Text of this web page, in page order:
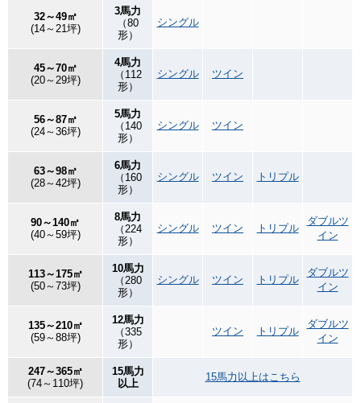
32～49㎡
(14～21坪)
3馬力
（80
形）
シングル
45～70㎡
(20～29坪)
4馬力
（112
形）
シングル ツイン
56～87㎡
(24～36坪)
5馬力
（140
形）
シングル ツイン
63～98㎡
(28～42坪)
6馬力
（160
形）
シングル ツイン トリプル
90～140㎡
(40～59坪)
8馬力
（224
形）
シングル ツイン トリプル
ダブルツ
イン
113～175㎡
(50～73坪)
10馬力
（280
形）
シングル ツイン トリプル
ダブルツ
イン
135～210㎡
(59～88坪)
12馬力
（335
形）
ツイン トリプル
ダブルツ
イン
247～365㎡
(74～110坪)
15馬力
以上
15馬力以上はこちら